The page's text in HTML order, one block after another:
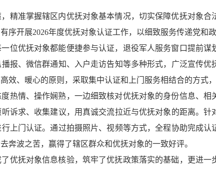
精准掌握辖区内优抚对象基本情况，切实保障优抚对象
序开展2026年度优抚对象认证工作，以细致服务传递党和
位优抚对象都能便捷参与认证，退役军人服务窗口提前
报、微信群通知、入户走访告知等多种形式，广泛宣传
效、暖心的原则，采取集中认证和上门服务相结合的方式
热情、操作娴熟，一边细致核对优抚对象的身份信息、
诉求、收集建议，用真诚交流拉近与优抚对象的距离。
上门认证。通过拍摄照片、视频等方式，全程协助完成
奔波之苦，赢得了辖区群众和优抚对象的一致好评。
优抚对象信息核验，筑牢了优抚政策落实的基础，更进